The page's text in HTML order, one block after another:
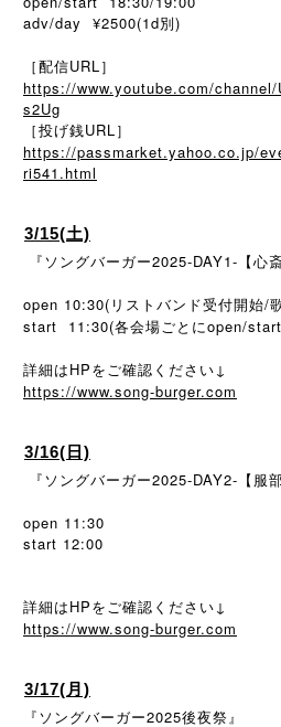
adv/day ¥2500(1d別)
［配信URL］
https://www.youtube.com/
s2Ug
［投げ銭URL］
https://passmarket.yahoo.co.jp/
ri541.html
3/15(土)
『ソングバーガー2025-DAY1-【心
open 10:30(リストバンド受付開始/
start 11:30(各会場ごとにopen/start
詳細はHPをご確認ください↓
https://www.song-burger.com
3/16(日)
『ソングバーガー2025-DAY2-【服
open 11:30
start 12:00
詳細はHPをご確認ください↓
https://www.song-burger.com
3/17(月)
『ソングバーガー2025後夜祭』